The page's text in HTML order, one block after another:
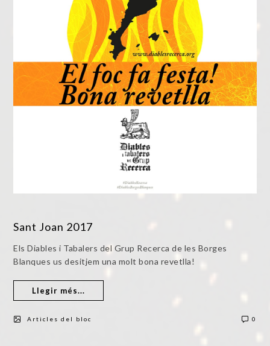
Sant Joan 2017
Els Diables i Tabalers del Grup Recerca de les Borges
Blanques us desitjem una molt bona revetlla!
Llegir més...
Articles del bloc 0